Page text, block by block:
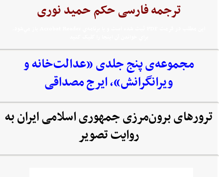
ترجمه فارسی حکم حمید نوری
مجموعه‌‌ی پنج جلدی «عدالت‌خانه و
ویرانگرانش»، ایرج مصداقی
ترورهای برون‌مرزی جمهوری اسلامی ایران به
روایت تصویر